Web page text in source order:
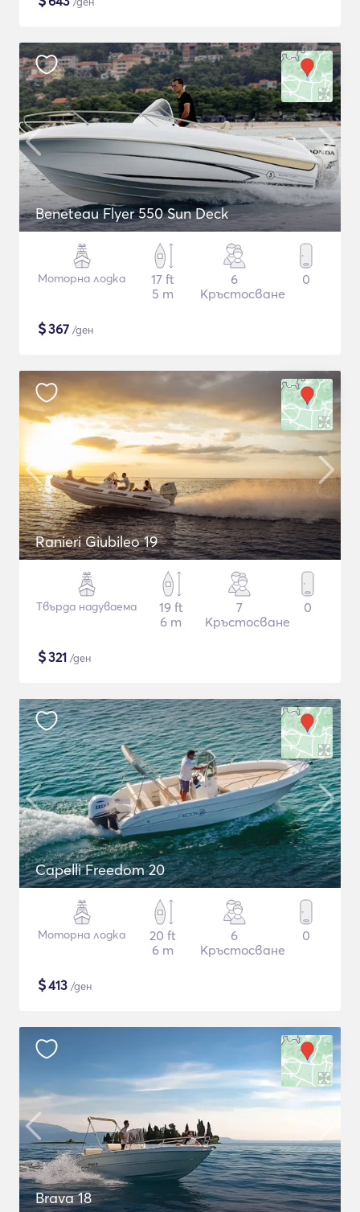
Beneteau Flyer 550 Sun Deck
Моторна лодка
17 ft
5 m
6
Кръстосване
0
$367 /ден
Ranieri Giubileo 19
Твърда надуваема
19 ft
6 m
7
Кръстосване
0
$321 /ден
Capelli Freedom 20
Моторна лодка
20 ft
6 m
6
Кръстосване
0
$413 /ден
Brava 18